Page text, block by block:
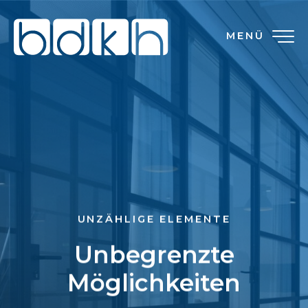
MENÜ
UNZÄHLIGE ELEMENTE
Unbegrenzte
Möglichkeiten